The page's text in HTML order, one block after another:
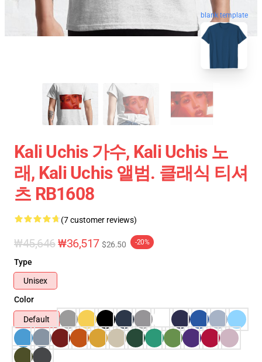
blank template
Kali Uchis 가수, Kali Uchis 노
래, Kali Uchis 앨범. 클래식 티셔
츠 RB1608
(7 customer reviews)
₩45,646₩36,517 $26.50 -20%
Type
Unisex
Color
Default